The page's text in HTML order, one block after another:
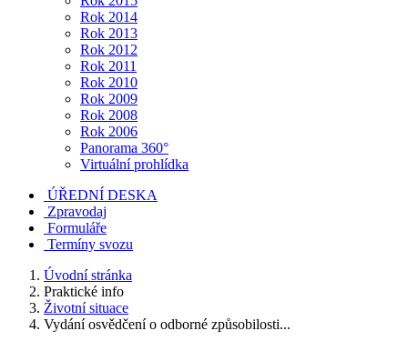
Rok 2014
Rok 2013
Rok 2012
Rok 2011
Rok 2010
Rok 2009
Rok 2008
Rok 2006
Panorama 360°
Virtuální prohlídka
ÚŘEDNÍ DESKA
Zpravodaj
Formuláře
Termíny svozu
Úvodní stránka
Praktické info
Životní situace
Vydání osvědčení o odborné způsobilosti...